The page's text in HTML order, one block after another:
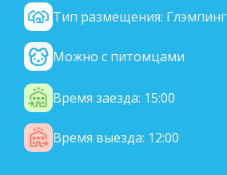
Тип размещения: Глэмпинг
Можно с питомцами
Время заезда: 15:00
Время выезда: 12:00